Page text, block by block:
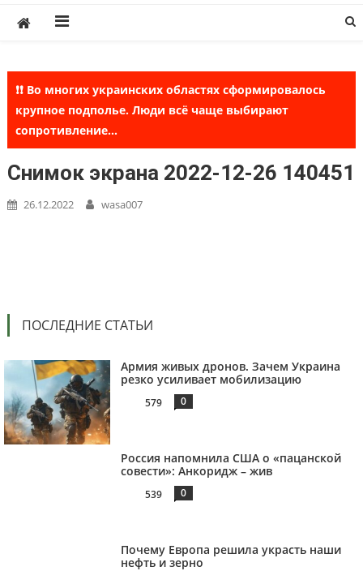
❗❗ Во многих украинских областях сформировалось
крупное подполье. Люди всё чаще выбирают
сопротивление...
Снимок экрана 2022-12-26 140451
26.12.2022 wasa007
ПОСЛЕДНИЕ СТАТЬИ
Армия живых дронов. Зачем Украина
резко усиливает мобилизацию
579 0
Россия напомнила США о «пацанской
совести»: Анкоридж – жив
539 0
Почему Европа решила украсть наши
нефть и зерно